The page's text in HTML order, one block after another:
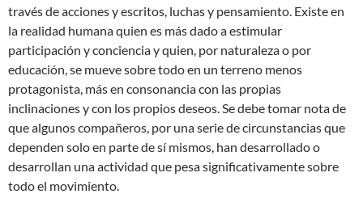
través de acciones y escritos, luchas y pensamiento. Existe en
la realidad humana quien es más dado a estimular
participación y conciencia y quien, por naturaleza o por
educación, se mueve sobre todo en un terreno menos
protagonista, más en consonancia con las propias
inclinaciones y con los propios deseos. Se debe tomar nota de
que algunos compañeros, por una serie de circunstancias que
dependen solo en parte de sí mismos, han desarrollado o
desarrollan una actividad que pesa significativamente sobre
todo el movimiento.